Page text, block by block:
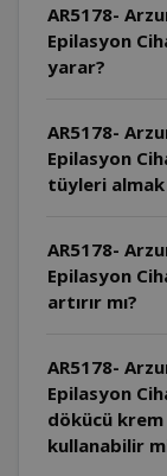
AR5178-
Epilasyon
yarar?
AR5178-
Epilasyon
tüyleri
AR5178-
Epilasyon
artırır mı?
AR5178-
Epilasyon
dökücü
kullanabilir